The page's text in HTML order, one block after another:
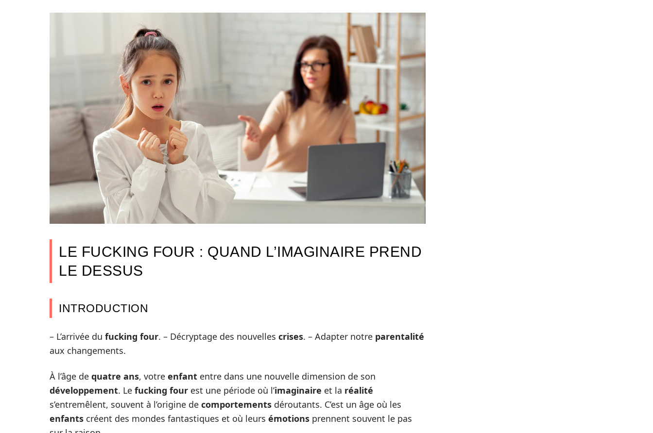
LE FUCKING FOUR : QUAND L’IMAGINAIRE PREND
LE DESSUS
INTRODUCTION
– L’arrivée du fucking four. – Décryptage des nouvelles crises. – Adapter notre parentalité
aux changements.
À l’âge de quatre ans, votre enfant entre dans une nouvelle dimension de son
développement. Le fucking four est une période où l’imaginaire et la réalité
s’entremêlent, souvent à l’origine de comportements déroutants. C’est un âge où les
enfants créent des mondes fantastiques et où leurs émotions prennent souvent le pas